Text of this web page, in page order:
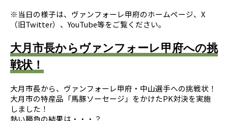
※当日の様子は、ヴァンフォーレ甲府のホームページ、X
（旧Twitter）、YouTube等をご覧ください。
大月市長からヴァンフォーレ甲府への挑
戦状！
大月市長から、ヴァンフォーレ甲府・中山選手への挑戦状！
大月市の特産品「馬豚ソーセージ」をかけたPK対決を実施
しました！